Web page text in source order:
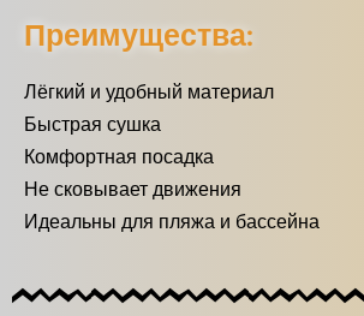
Преимущества:
Лёгкий и удобный материал
Быстрая сушка
Комфортная посадка
Не сковывает движения
Идеальны для пляжа и бассейна